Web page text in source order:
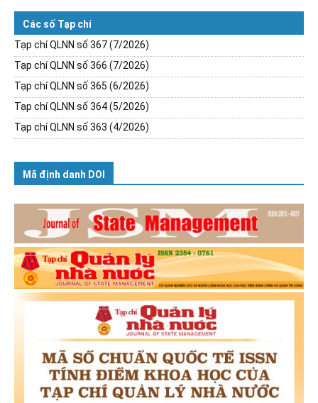
Các số Tạp chí
Tạp chí QLNN số 367 (7/2026)
Tạp chí QLNN số 366 (7/2026)
Tạp chí QLNN số 365 (6/2026)
Tạp chí QLNN số 364 (5/2026)
Tạp chí QLNN số 363 (4/2026)
Mã định danh DOI